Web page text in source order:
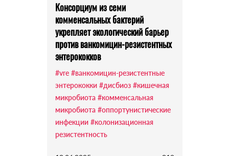
Консорциум из семи
комменсальных бактерий
укрепляет экологический барьер
против ванкомицин-резистентных
энтерококков
#vre #ванкомицин-резистентные
энтерококки #дисбиоз #кишечная
микробиота #комменсальная
микробиота #оппортунистические
инфекции #колонизационная
резистентность